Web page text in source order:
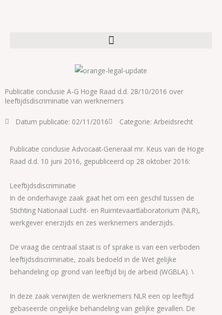
Publicatie conclusie A-G Hoge Raad d.d. 28/10/2016 over
leeftijdsdiscriminatie van werknemers
Datum publicatie: 02/11/2016 Categorie: Arbeidsrecht
Publicatie conclusie Advocaat-Generaal mr. Keus van de Hoge
Raad d.d. 10 juni 2016, gepubliceerd op 28 oktober 2016:
Leeftijdsdiscriminatie
In de onderhavige zaak gaat het om een geschil tussen de
Stichting Nationaal Lucht- en Ruimtevaartlaboratorium (NLR),
werkgever enerzijds en zes werknemers anderzijds.
De vraag die centraal staat is of sprake is van een verboden
leeftijdsdiscriminatie, zoals bedoeld in de Wet gelijke
behandeling op grond van leeftijd bij de arbeid (WGBLA). \
In deze zaak verwijten de werknemers NLR een op leeftijd
gebaseerde ongelijke behandeling van gelijke gevallen. De